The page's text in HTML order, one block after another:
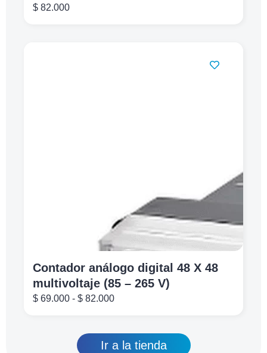
$ 82.000
Contador análogo digital 48 X 48
multivoltaje (85 – 265 V)
$ 69.000 - $ 82.000
Ir a la tienda